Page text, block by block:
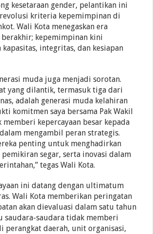
kesetaraan gender, pelantikan ini
kriteria kepemimpinan di
Wali Kota menegaskan era
kepemimpinan kini
integritas, dan kesiapan
muda juga menjadi sorotan.
yang dilantik, termasuk tiga dari
adalah generasi muda kelahiran
komitmen saya bersama Pak Wakil
kepercayaan besar kepada
mengambil peran strategis.
penting untuk menghadirkan
segar, serta inovasi dalam
tegas Wali Kota.
ini datang dengan ultimatum
Wali Kota memberikan peringatan
akan dievaluasi dalam satu tahun
saudara-saudara tidak memberi
perangkat daerah, unit organisasi,